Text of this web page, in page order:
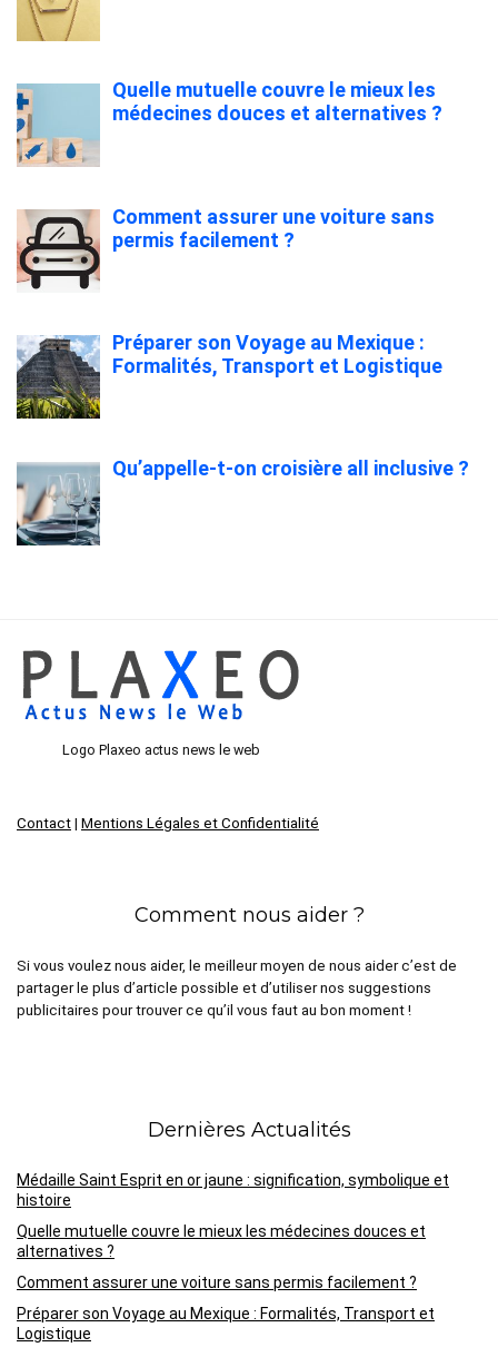
Quelle mutuelle couvre le mieux les
médecines douces et alternatives ?
Comment assurer une voiture sans
permis facilement ?
Préparer son Voyage au Mexique :
Formalités, Transport et Logistique
Qu’appelle-t-on croisière all inclusive ?
Logo Plaxeo actus news le web
Contact | Mentions Légales et Confidentialité
Comment nous aider ?
Si vous voulez nous aider, le meilleur moyen de nous aider c’est de
partager le plus d’article possible et d’utiliser nos suggestions
publicitaires pour trouver ce qu’il vous faut au bon moment !
Dernières Actualités
Médaille Saint Esprit en or jaune : signification, symbolique et
histoire
Quelle mutuelle couvre le mieux les médecines douces et
alternatives ?
Comment assurer une voiture sans permis facilement ?
Préparer son Voyage au Mexique : Formalités, Transport et
Logistique